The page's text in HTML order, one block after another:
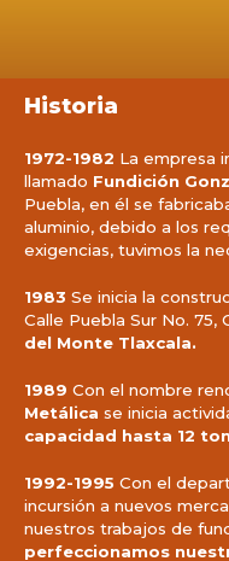
Historia
1972-1982 La empresa
llamado Fundición
Puebla, en él se
aluminio, debido a los
exigencias, tuvimos la
1983 Se inicia la
Calle Puebla Sur No. 75,
del Monte Tlaxcala.
1989 Con el nombre
Metálica se inicia
capacidad hasta 12
1992-1995 Con el
incursión a nuevos
nuestros trabajos de
perfeccionamos